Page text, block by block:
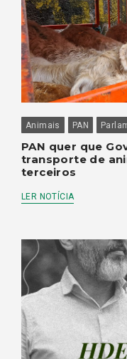
Animais PAN
PAN quer que
transporte de
terceiros
LER NOTÍCIA